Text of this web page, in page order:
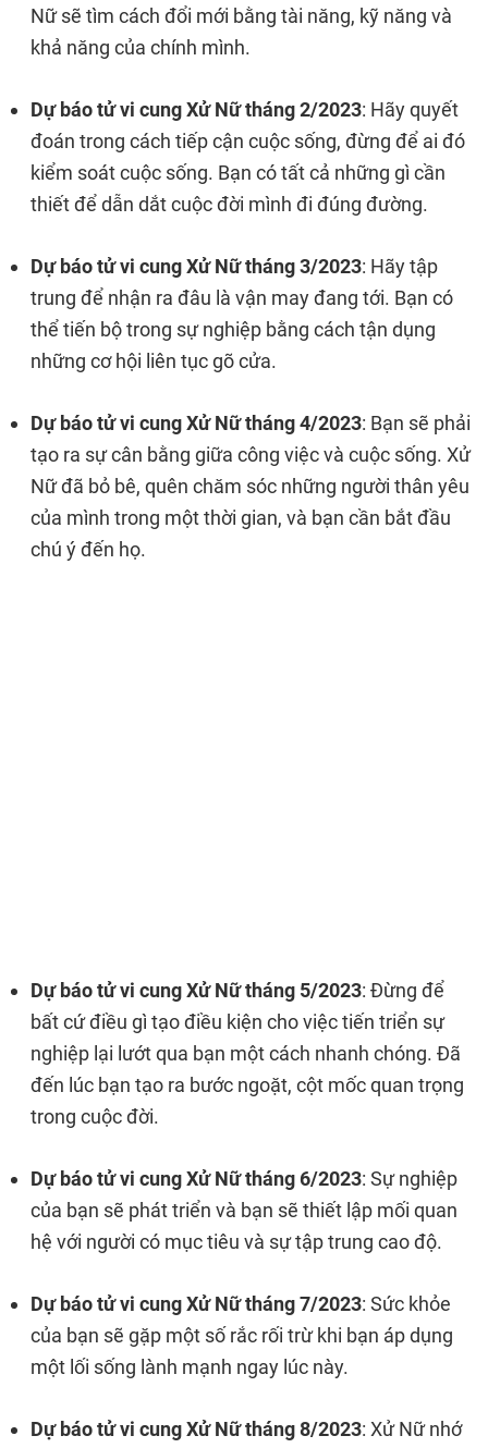
Nữ sẽ tìm cách đổi mới bằng tài năng, kỹ năng và
khả năng của chính mình.
Dự báo tử vi cung Xử Nữ tháng 2/2023: Hãy quyết
đoán trong cách tiếp cận cuộc sống, đừng để ai đó
kiểm soát cuộc sống. Bạn có tất cả những gì cần
thiết để dẫn dắt cuộc đời mình đi đúng đường.
Dự báo tử vi cung Xử Nữ tháng 3/2023: Hãy tập
trung để nhận ra đâu là vận may đang tới. Bạn có
thể tiến bộ trong sự nghiệp bằng cách tận dụng
những cơ hội liên tục gõ cửa.
Dự báo tử vi cung Xử Nữ tháng 4/2023: Bạn sẽ phải
tạo ra sự cân bằng giữa công việc và cuộc sống. Xử
Nữ đã bỏ bê, quên chăm sóc những người thân yêu
của mình trong một thời gian, và bạn cần bắt đầu
chú ý đến họ.
Dự báo tử vi cung Xử Nữ tháng 5/2023: Đừng để
bất cứ điều gì tạo điều kiện cho việc tiến triển sự
nghiệp lại lướt qua bạn một cách nhanh chóng. Đã
đến lúc bạn tạo ra bước ngoặt, cột mốc quan trọng
trong cuộc đời.
Dự báo tử vi cung Xử Nữ tháng 6/2023: Sự nghiệp
của bạn sẽ phát triển và bạn sẽ thiết lập mối quan
hệ với người có mục tiêu và sự tập trung cao độ.
Dự báo tử vi cung Xử Nữ tháng 7/2023: Sức khỏe
của bạn sẽ gặp một số rắc rối trừ khi bạn áp dụng
một lối sống lành mạnh ngay lúc này.
Dự báo tử vi cung Xử Nữ tháng 8/2023: Xử Nữ nhớ